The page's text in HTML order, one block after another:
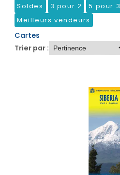
Soldes 3 pour 2
5 pour 3
Meilleurs vendeurs
Cartes
Trier par :